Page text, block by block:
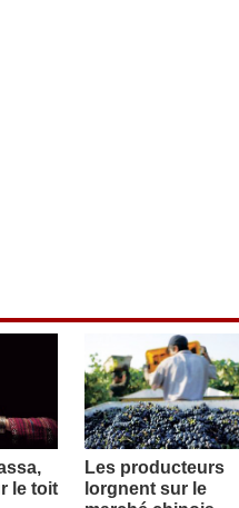
le toit
Les producteurs
lorgnent sur le